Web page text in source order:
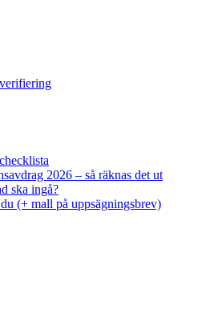
2026 – så räknas det ut
ska ingå?
(+ mall på uppsägningsbrev)